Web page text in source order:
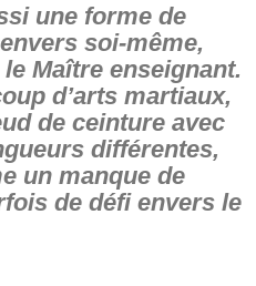
une forme de
soi-même,
Maître enseignant.
d’arts martiaux,
de ceinture avec
différentes,
un manque de
de défi envers le